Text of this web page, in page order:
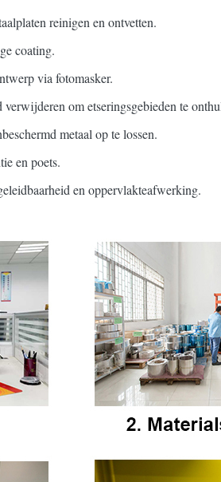
reinigen en ontvetten.
coating.
via fotomasker.
om etseringsgebieden te
metaal op te lossen.
en poets.
en oppervlakteafwerking.